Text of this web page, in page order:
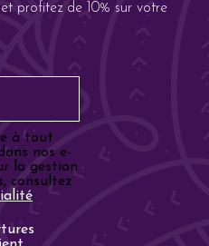
profitez de 10% sur votre
à tout
nos e-
la gestion
consultez
.